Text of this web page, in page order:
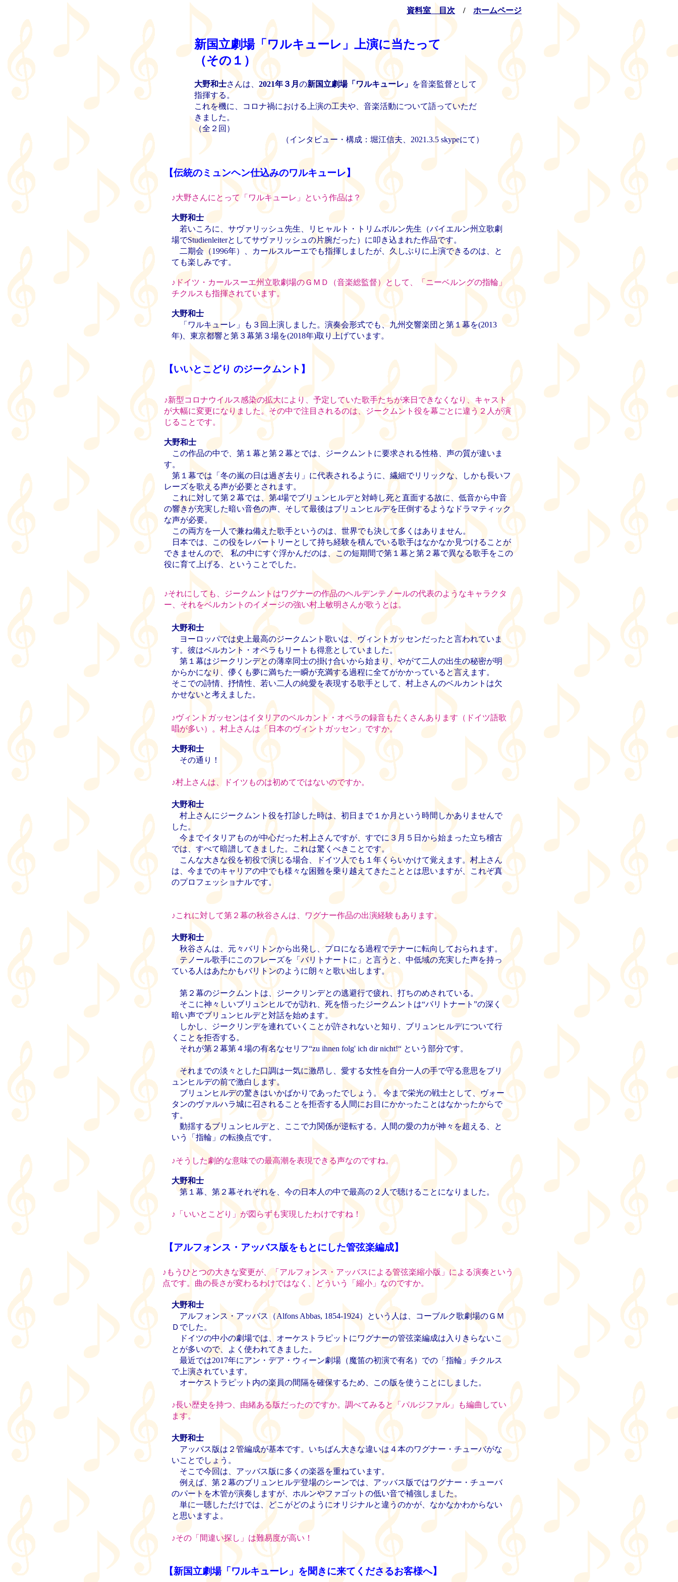
資料室 目次 / ホームページ
新国立劇場「ワルキューレ」上演に当たって
（その１）
大野和士さんは、 2021年３月 の新国立劇場「ワルキューレ」 を音楽監督として
指揮する。
これを機に、コロナ禍における上演の工夫や、音楽活動について語っていただ
きました。
（全２回）
（インタビュー・構成：堀江信夫、2021.3.5 skypeにて）
【伝統のミュンヘン仕込みのワルキューレ】
♪大野さんにとって「ワルキューレ」という作品は？
大野和士
若いころに、サヴァリッシュ先生、リヒャルト・トリムボルン先生（バイエルン州立歌劇
場でStudienleiterとしてサヴァリッシュの片腕だった）に叩き込まれた作品です。
二期会（1996年）、カールスルーエでも指揮しましたが、久しぶりに上演できるのは、と
ても楽しみです。
♪ドイツ・カールスーエ州立歌劇場のＧＭＤ（音楽総監督）として、「ニーベルングの指輪」
チクルスも指揮されています。
大野和士
「ワルキューレ」も３回上演しました。演奏会形式でも、九州交響楽団と第１幕を(2013
年)、東京都響と第３幕第３場を(2018年)取り上げています。
【いいとこどり のジークムント】
♪新型コロナウイルス感染の拡大により、予定していた歌手たちが来日できなくなり、キャスト
が大幅に変更になりました。その中で注目されるのは、ジークムント役を幕ごとに違う２人が演
じることです。
大野和士
この作品の中で、第１幕と第２幕とでは、ジークムントに要求される性格、声の質が違いま
す。
第１幕では「冬の嵐の日は過ぎ去り」に代表されるように、繊細でリリックな、しかも長いフ
レーズを歌える声が必要とされます。
これに対して第２幕では、第4場でブリュンヒルデと対峙し死と直面する故に、低音から中音
の響きが充実した暗い音色の声、そして最後はブリュンヒルデを圧倒するようなドラマティック
な声が必要。
この両方を一人で兼ね備えた歌手というのは、世界でも決して多くはありません。
日本では、この役をレパートリーとして持ち経験を積んでいる歌手はなかなか見つけることが
できませんので、 私の中にすぐ浮かんだのは、この短期間で第１幕と第２幕で異なる歌手をこの
役に育て上げる、ということでした。
♪それにしても、ジークムントはワグナーの作品のヘルデンテノールの代表のようなキャラクタ
ー、それをベルカントのイメージの強い村上敏明さんが歌うとは。
大野和士
ヨーロッパでは史上最高のジークムント歌いは、ヴィントガッセンだったと言われていま
す。彼はベルカント・オペラもリートも得意としていました。
第１幕はジークリンデとの薄幸同士の掛け合いから始まり、やがて二人の出生の秘密が明
からかになり、儚くも夢に満ちた一瞬が充満する過程に全てがかかっていると言えます。
そこでの詩情、抒情性、若い二人の純愛を表現する歌手として、村上さんのベルカントは欠
かせないと考えました。
♪ヴィントガッセンはイタリアのベルカント・オペラの録音もたくさんあります（ドイツ語歌
唱が多い）。村上さんは「日本のヴィントガッセン」ですか。
大野和士
その通り！
♪村上さんは、ドイツものは初めてではないのですか。
大野和士
村上さんにジークムント役を打診した時は、初日まで１か月という時間しかありませんで
した。
今までイタリアものが中心だった村上さんですが、すでに３月５日から始まった立ち稽古
では、すべて暗譜してきました。これは驚くべきことです。
こんな大きな役を初役で演じる場合、ドイツ人でも１年くらいかけて覚えます。村上さん
は、今までのキャリアの中でも様々な困難を乗り越えてきたこととは思いますが、これぞ真
のプロフェッショナルです。
♪これに対して第２幕の秋谷さんは、ワグナー作品の出演経験もあります。
大野和士
秋谷さんは、元々バリトンから出発し、プロになる過程でテナーに転向しておられます。
テノール歌手にこのフレーズを「バリトナートに」と言うと、中低域の充実した声を持っ
ている人はあたかもバリトンのように朗々と歌い出します。
第２幕のジークムントは、ジークリンデとの逃避行で疲れ、打ちのめされている。
そこに神々しいブリュンヒルでが訪れ、死を悟ったジークムントは“バリトナート”の深く
暗い声でブリュンヒルデと対話を始めます。
しかし、ジークリンデを連れていくことが許されないと知り、ブリュンヒルデについて行
くことを拒否する。
それが第２幕第４場の有名なセリフ“zu ihnen folg' ich dir nicht!“ という部分です。
それまでの淡々とした口調は一気に激昂し、愛する女性を自分一人の手で守る意思をブリ
ュンヒルデの前で激白します。
ブリュンヒルデの驚きはいかばかりであったでしょう。 今まで栄光の戦士として、ヴォー
タンのヴァルハラ城に召されることを拒否する人間にお目にかかったことはなかったからで
す。
動揺するブリュンヒルデと、ここで力関係が逆転する。人間の愛の力が神々を超える、と
いう「指輪」の転換点です。
♪そうした劇的な意味での最高潮を表現できる声なのですね。
大野和士
第１幕、第２幕それぞれを、今の日本人の中で最高の２人で聴けることになりました。
♪ 「いいとこどり」が図らずも実現したわけですね！
【アルフォンス・アッバス版をもとにした管弦楽編成】
♪ もうひとつの大きな変更が、「アルフォンス・アッバスによる管弦楽縮小版」による演奏という
点です。曲の長さが変わるわけではなく、どういう「縮小」なのですか。
大野和士
アルフォンス・アッバス（Alfons Abbas, 1854-1924）という人は、コーブルク歌劇場のＧＭ
Ｄでした。
ドイツの中小の劇場では、オーケストラピットにワグナーの管弦楽編成は入りきらないこ
とが多いので、よく使われてきました。
最近では2017年にアン・デア・ウィーン劇場（魔笛の初演で有名）での「指輪」チクルス
で上演されています。
オーケストラピット内の楽員の間隔を確保するため、この版を使うことにしました。
♪長い歴史を持つ、由緒ある版だったのですか。調べてみると「パルジファル」も編曲してい
ます。
大野和士
アッバス版は２管編成が基本です。いちばん大きな違いは４本のワグナー・チューバがな
いことでしょう。
そこで今回は、アッバス版に多くの楽器を重ねています。
例えば、第２幕のブリュンヒルデ登場のシーンでは、アッバス版ではワグナー・チューバ
のパートを木管が演奏しますが、ホルンやファゴットの低い音で補強しました。
単に一聴しただけでは、どこがどのようにオリジナルと違うのかが、なかなかわからない
と思いますよ。
♪その「間違い探し」は難易度が高い！
【新国立劇場「ワルキューレ」を聞きに来てくださるお客様へ】